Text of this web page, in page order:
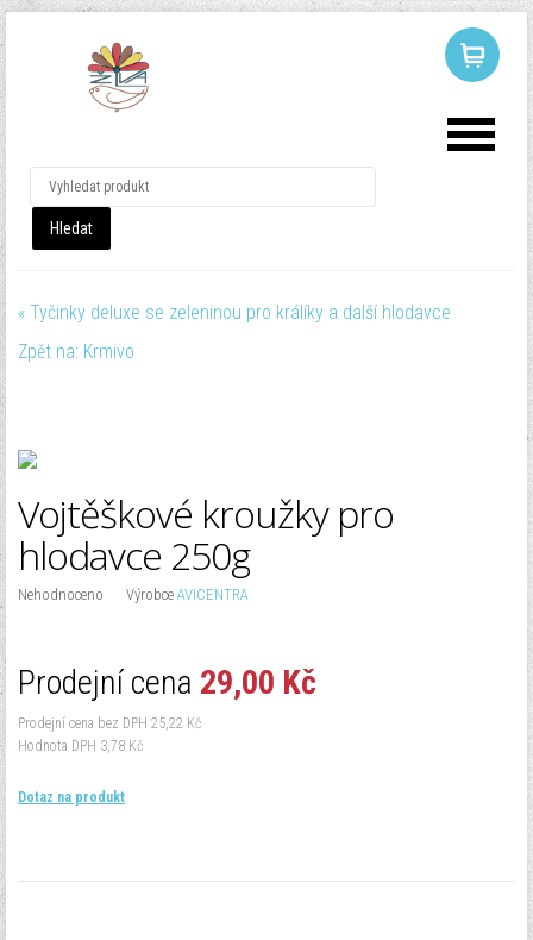
« Tyčinky deluxe se zeleninou pro králíky a další hlodavce
Zpět na: Krmivo
Vojtěškové kroužky pro
hlodavce 250g
Nehodnoceno Výrobce AVICENTRA
Prodejní cena 29,00 Kč
Prodejní cena bez DPH 25,22 Kč
Hodnota DPH 3,78 Kč
Dotaz na produkt
LOG INORREGISTER
Zapomenuté heslo? Zapomenuté jméno?